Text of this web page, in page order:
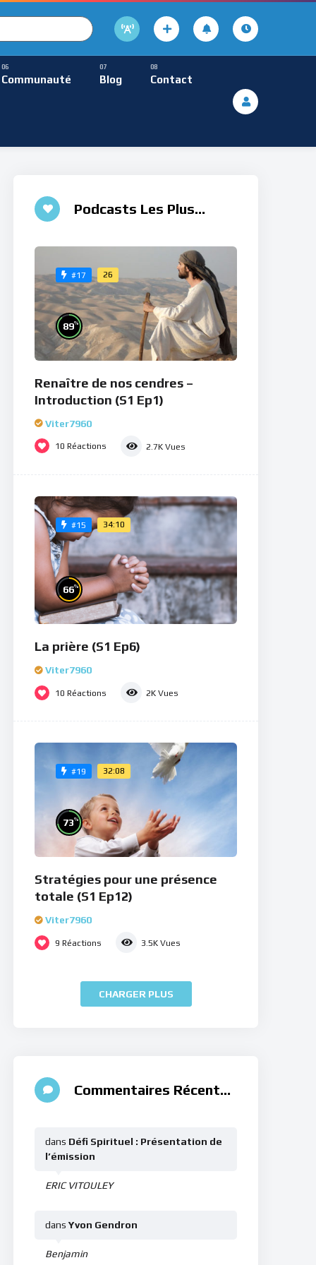
Communauté Blog Contact
Méditative
Podcasts Les Plus
#17 26
89%
Renaître de nos cendres –
Introduction (S1 Ep1)
Viter7960
10 Réactions 2.7K Vues
#15 34:10
66%
La prière (S1 Ep6)
Viter7960
10 Réactions 2K Vues
#19 32:08
73%
Stratégies pour une présence
totale (S1 Ep12)
Viter7960
9 Réactions 3.5K Vues
CHARGER PLUS
Commentaires Récents
ERIC VITOULEY
dans Défi Spirituel : Présentation de
l’émission
Benjamin
dansYvon Gendron